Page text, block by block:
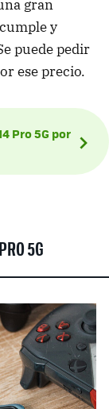
gran
y
puede pedir
ese precio.
Pro 5G por
5G